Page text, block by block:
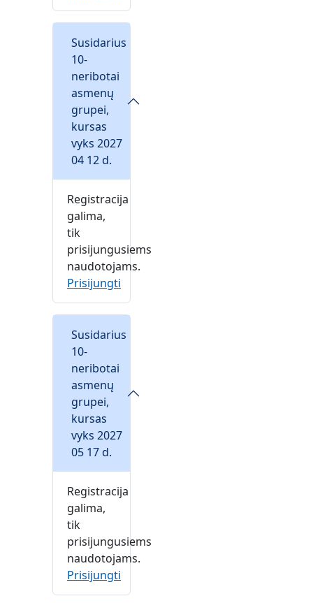
Susidarius
10-
neribotai
asmenų
grupei,
kursas
vyks 2027
04 12 d.
Registracija
galima,
tik
prisijungusiems
naudotojams.
Prisijungti
Susidarius
10-
neribotai
asmenų
grupei,
kursas
vyks 2027
05 17 d.
Registracija
galima,
tik
prisijungusiems
naudotojams.
Prisijungti